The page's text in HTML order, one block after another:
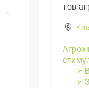
тов